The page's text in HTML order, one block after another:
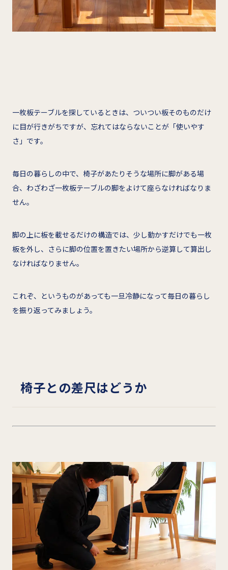
一枚板テーブルを探しているときは、ついつい板そのものだけ
に目が行きがちですが、忘れてはならないことが「使いやす
さ」です。
毎日の暮らしの中で、椅子があたりそうな場所に脚がある場
合、わざわざ一枚板テーブルの脚をよけて座らなければなりま
せん。
脚の上に板を載せるだけの構造では、少し動かすだけでも一枚
板を外し、さらに脚の位置を置きたい場所から逆算して算出し
なければなりません。
これぞ、というものがあっても一旦冷静になって毎日の暮らし
を振り返ってみましょう。
椅子との差尺はどうか